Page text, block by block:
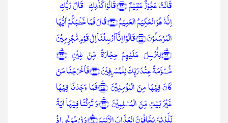
قَالَتۡ عَجُوۡزٌ عَقِیۡمٌ ﴿۲۹﴾قَالُوۡا کَذٰلِکِ ۙ قَالَ رَبُّکِ ؕ
اِنَّہٗ ہُوَ الۡحَکِیۡمُ الۡعَلِیۡمُ ﴿۳۰﴾قَالَ فَمَا خَطۡبُکُمۡ اَیُّہَا
الۡمُرۡسَلُوۡنَ ﴿۳۱﴾قَالُوۡۤا اِنَّاۤ اُرۡسِلۡنَاۤ اِلٰی قَوۡمٍ مُّجۡرِمِیۡنَ
﴿ۙ۳۲﴾لِنُرۡسِلَ عَلَیۡہِمۡ حِجَارَۃً مِّنۡ طِیۡنٍ ﴿ۙ۳۳﴾
مُّسَوَّمَۃً عِنۡدَ رَبِّکَ لِلۡمُسۡرِفِیۡنَ ﴿۳۴﴾فَاَخۡرَجۡنَا مَنۡ
کَانَ فِیۡہَا مِنَ الۡمُؤۡمِنِیۡنَ ﴿ۚ۳۵﴾فَمَا وَجَدۡنَا فِیۡہَا
غَیۡرَ بَیۡتٍ مِّنَ الۡمُسۡلِمِیۡنَ ﴿ۚ۳۶﴾وَ تَرَکۡنَا فِیۡہَاۤ اٰیَۃً